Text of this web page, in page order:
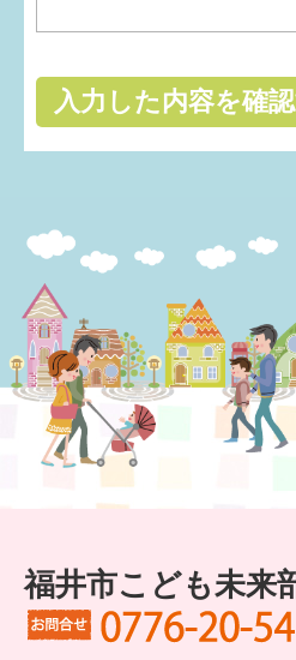
福井市こども未来
パパもママも子育て
すまいるサポート行